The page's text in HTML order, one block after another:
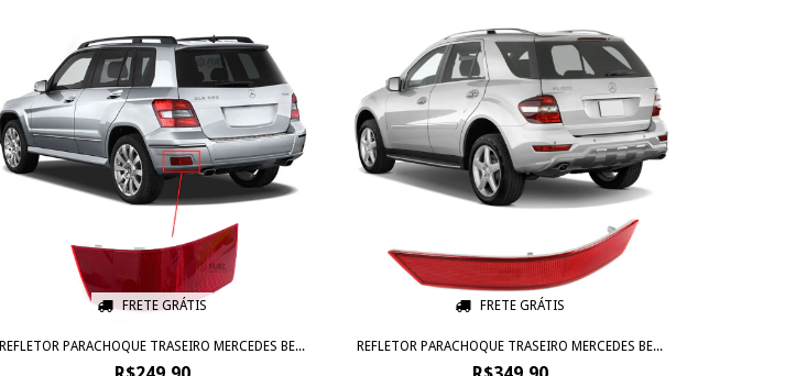
FRETE GRÁTIS
REFLETOR PARACHOQUE TRASEIRO MERCEDES BE...
FRETE GRÁTIS
REFLETOR PARACHOQUE TRASEIRO MERCEDES BE...